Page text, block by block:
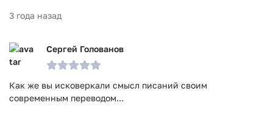
3 года назад
Сергей Голованов
Как же вы исковеркали смысл писаний своим
современным переводом...